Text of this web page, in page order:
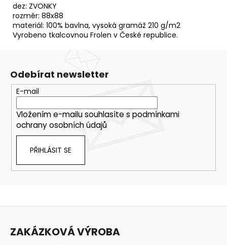
dez: ZVONKY
rozměr: 88x88
materiál: 100% bavlna, vysoká gramáž 210 g/m2
Vyrobeno tkalcovnou Frolen v České republice.
Odebírat newsletter
E-mail
Vložením e-mailu souhlasíte s podmínkami
ochrany osobních údajů
PŘIHLÁSIT SE
ZAKÁZKOVÁ VÝROBA